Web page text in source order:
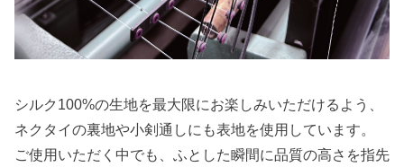
シルク100%の生地を最大限にお楽しみいただけるよう、
ネクタイの裏地や小剣通しにも表地を使用しています。
ご使用いただく中でも、ふとした瞬間に品質の高さを指先